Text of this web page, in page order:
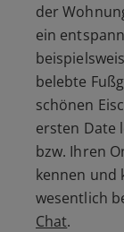
der
ein
belebte
schönen
ersten Date
bzw. Ihren
kennen und
wesentlich
Chat.